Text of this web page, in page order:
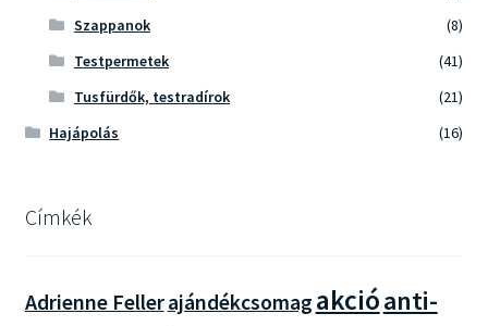
Szappanok
(8)
Testpermetek
(41)
Tusfürdők, testradírok
(21)
Hajápolás
(16)
Címkék
Adrienne Fellerajándékcsomag akcióanti-